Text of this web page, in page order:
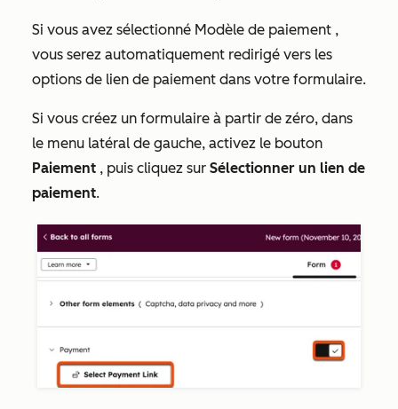
Si vous avez sélectionné Modèle de paiement ,
vous serez automatiquement redirigé vers les
options de lien de paiement dans votre formulaire.
Si vous créez un formulaire à partir de zéro, dans
le menu latéral de gauche, activez le bouton
Paiement , puis cliquez sur Sélectionner un lien de
paiement.